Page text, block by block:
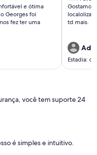
e ótima
Georges foi
fez ter uma
(1
Gostamos
td mais.
Estadia:
você tem suporte 24
é simples e intuitivo.